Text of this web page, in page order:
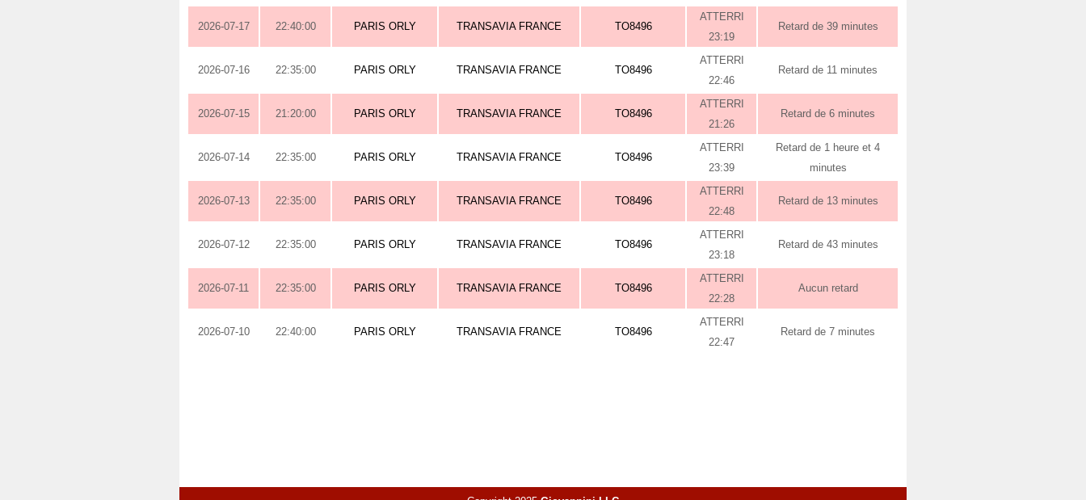
2026-07-17 22:40:00 PARIS ORLY TRANSAVIA FRANCE TO8496
ATTERRI
23:19
Retard de 39 minutes
2026-07-16 22:35:00 PARIS ORLY TRANSAVIA FRANCE TO8496
ATTERRI
22:46
Retard de 11 minutes
2026-07-15 21:20:00 PARIS ORLY TRANSAVIA FRANCE TO8496
ATTERRI
21:26
Retard de 6 minutes
2026-07-14 22:35:00 PARIS ORLY TRANSAVIA FRANCE TO8496
ATTERRI
23:39
Retard de 1 heure et 4
minutes
2026-07-13 22:35:00 PARIS ORLY TRANSAVIA FRANCE TO8496
ATTERRI
22:48
Retard de 13 minutes
2026-07-12 22:35:00 PARIS ORLY TRANSAVIA FRANCE TO8496
ATTERRI
23:18
Retard de 43 minutes
2026-07-11 22:35:00 PARIS ORLY TRANSAVIA FRANCE TO8496
ATTERRI
22:28
Aucun retard
2026-07-10 22:40:00 PARIS ORLY TRANSAVIA FRANCE TO8496
ATTERRI
22:47
Retard de 7 minutes